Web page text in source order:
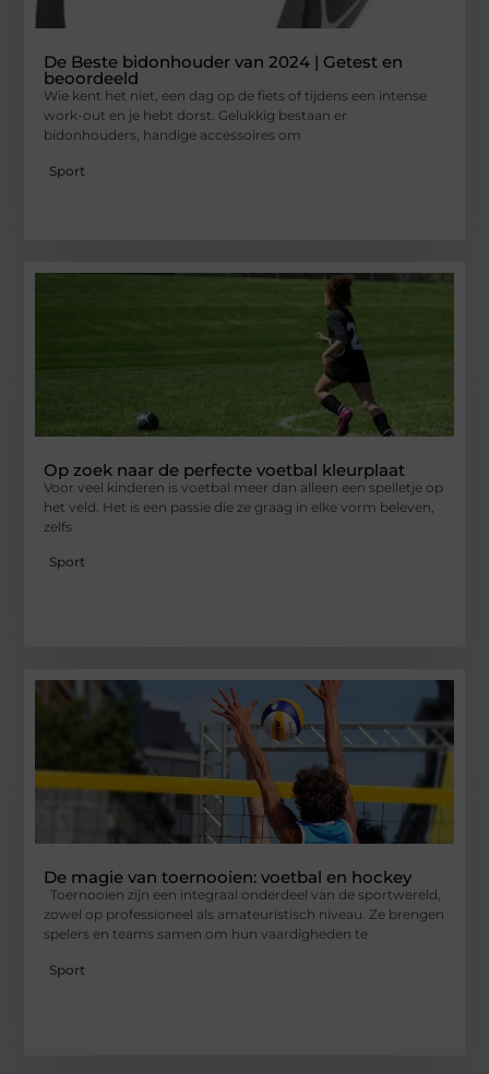
De Beste bidonhouder van 2024 | Getest en
beoordeeld
Wie kent het niet, een dag op de fiets of tijdens een intense
work-out en je hebt dorst. Gelukkig bestaan er
bidonhouders, handige accessoires om
Sport
Op zoek naar de perfecte voetbal kleurplaat
Voor veel kinderen is voetbal meer dan alleen een spelletje op
het veld. Het is een passie die ze graag in elke vorm beleven,
zelfs
Sport
De magie van toernooien: voetbal en hockey
Toernooien zijn een integraal onderdeel van de sportwereld,
zowel op professioneel als amateuristisch niveau. Ze brengen
spelers en teams samen om hun vaardigheden te
Sport